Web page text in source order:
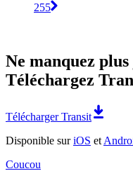
255
Ne manquez
Téléchargez
Télécharger Transit
Disponible suriOS et
Coucou